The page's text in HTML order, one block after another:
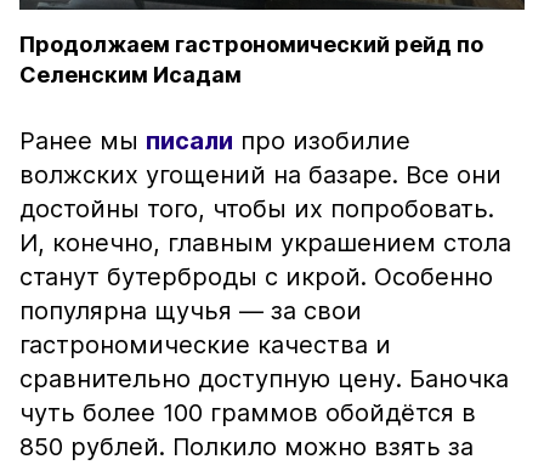
Продолжаем гастрономический рейд по
Селенским Исадам
Ранее мы писали про изобилие
волжских угощений на базаре. Все они
достойны того, чтобы их попробовать.
И, конечно, главным украшением стола
станут бутерброды с икрой. Особенно
популярна щучья — за свои
гастрономические качества и
сравнительно доступную цену. Баночка
чуть более 100 граммов обойдётся в
850 рублей. Полкило можно взять за